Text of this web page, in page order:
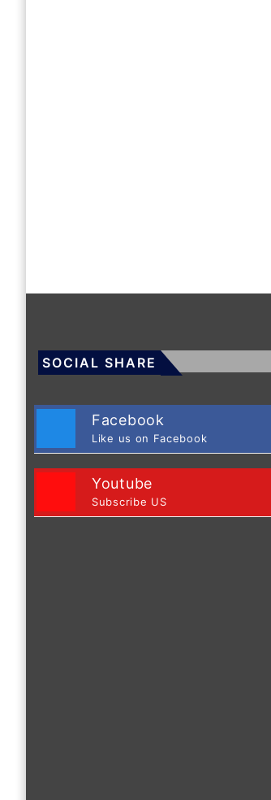
SOCIAL SHARE
Facebook
Like us on Facebook
Youtube
Subscribe US